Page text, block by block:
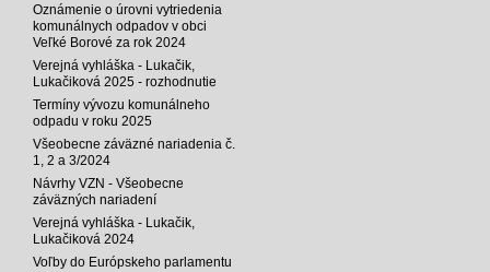
Oznámenie o úrovni vytriedenia
komunálnych odpadov v obci
Veľké Borové za rok 2024
Verejná vyhláška - Lukačik,
Lukačiková 2025 - rozhodnutie
Termíny vývozu komunálneho
odpadu v roku 2025
Všeobecne záväzné nariadenia č.
1, 2 a 3/2024
Návrhy VZN - Všeobecne
záväzných nariadení
Verejná vyhláška - Lukačik,
Lukačiková 2024
Voľby do Európskeho parlamentu